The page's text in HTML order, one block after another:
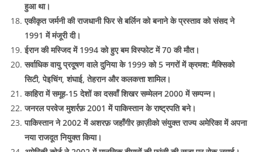
हुआ था।
एकीकृत जर्मनी की राजधानी फिर से बर्लिन को बनाने के प्रस्ताव को संसद ने
1991 में मंजूरी दी।
ईरान की मस्जिद में 1994 को हुए बम विस्फोट में 70 की मौत।
सर्वाधिक वायु प्रदूषण वाले दुनिया के 1999 को 5 नगरों में क्रमश: मैक्सिको
सिटी, पेइचिंग, शंघाई, तेहरान और कलकत्ता शामिल।
काहिरा में समूह-15 देशों का दसवाँ शिखर सम्मेलन 2000 में सम्पन्न।
जनरल परवेज मुशर्रफ़ 2001 में पाकिस्तान के राष्ट्रपति बने।
पाकिस्तान ने 2002 में अशरफ़ जहाँगीर क़ाज़ीको संयुक्त राज्य अमेरिका में अपना
नया राजदूत नियुक्त किया।